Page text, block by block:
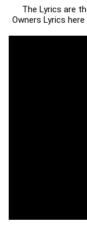
The Lyrics are
Owners Lyrics